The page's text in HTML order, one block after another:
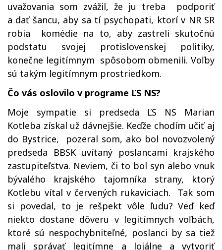
uvažovania som zvážil, že ju treba podporiť
a dať šancu, aby sa tí psychopati, ktorí v NR SR
robia komédie na to, aby zastreli skutočnú
podstatu svojej protislovenskej politiky,
konečne legitímnym spôsobom obmenili. Voľby
sú takým legitímnym prostriedkom.
Čo vás oslovilo v programe ĽS NS?
Moje sympatie si predseda ĽS NS Marian
Kotleba získal už dávnejšie. Keďže chodím učiť aj
do Bystrice, pozeral som, ako bol novozvolený
predseda BBSK uvítaný poslancami krajského
zastupiteľstva. Neviem, či to bol syn alebo vnuk
bývalého krajského tajomníka strany, ktorý
Kotlebu vítal v červených rukaviciach. Tak som
si povedal, to je rešpekt vôle ľudu? Veď keď
niekto dostane dôveru v legitímnych voľbách,
ktoré sú nespochybniteľné, poslanci by sa tiež
mali správať legitímne a lojálne a vytvoriť